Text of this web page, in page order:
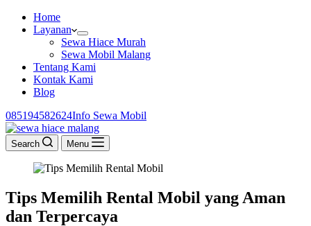
Home
Layanan
Sewa Hiace Murah
Sewa Mobil Malang
Tentang Kami
Kontak Kami
Blog
085194582624‬Info Sewa Mobil
Search Menu
Tips Memilih Rental Mobil yang Aman
dan Terpercaya